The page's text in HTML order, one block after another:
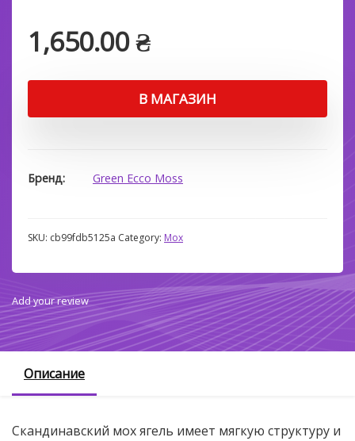
1,650.00₴
В МАГАЗИН
Бренд Green Ecco Moss
SKU: cb99fdb5125a Category: Мох
Add your review
Описание
Скандинавский мох ягель имеет мягкую структуру и